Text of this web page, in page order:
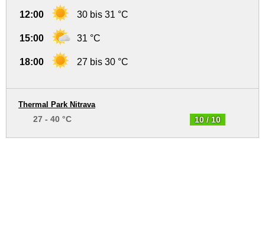
12:00 30 bis 31 °C
15:00 31 °C
18:00 27 bis 30 °C
10 / 10
Thermal Park Nitrava
27 - 40 °C